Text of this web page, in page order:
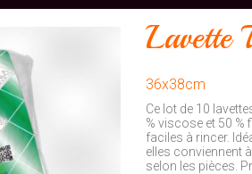
Lavette
36x38cm
Ce lot de 10
% viscose et 50 %
faciles à rincer.
elles conviennent
selon les pièces.